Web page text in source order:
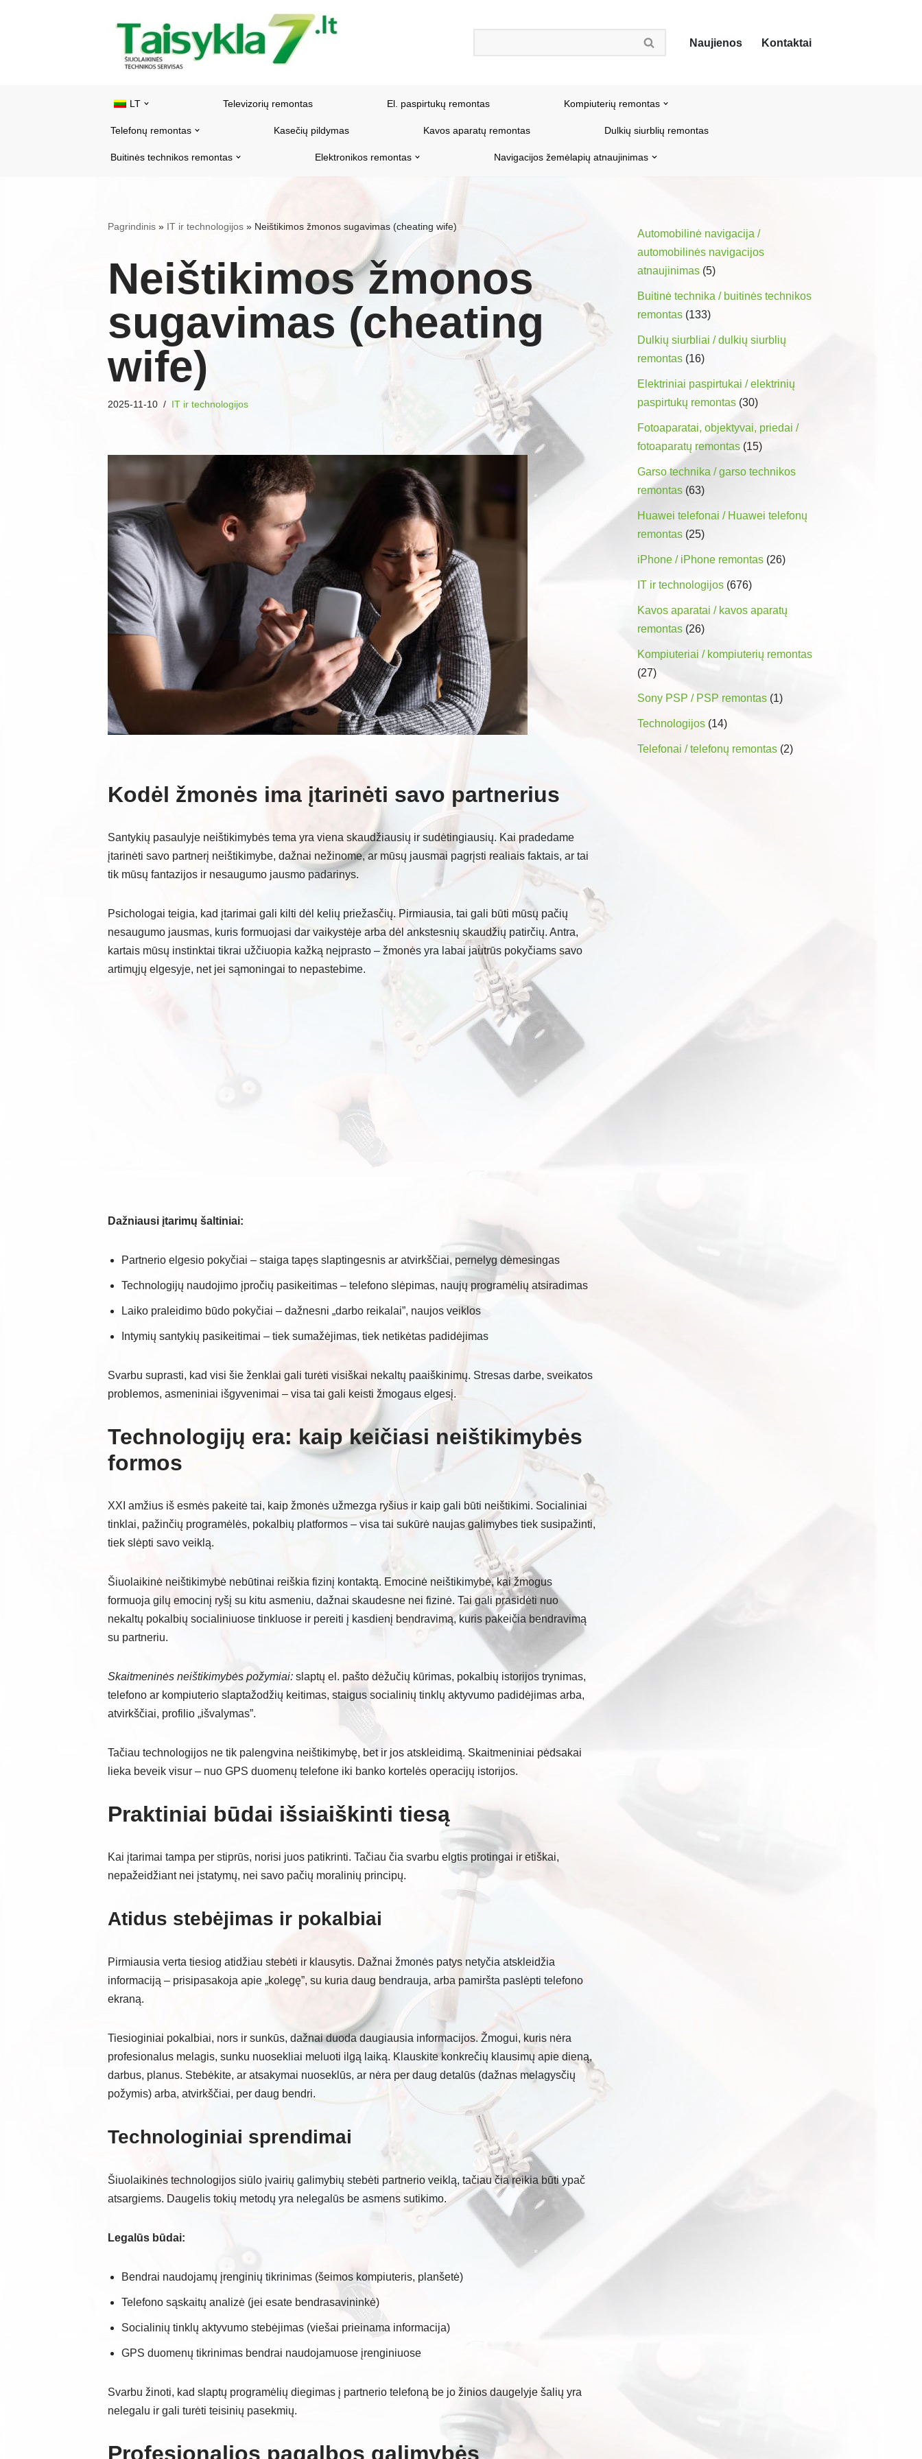
Naujienos Kontaktai
LT Televizorių remontas El. paspirtukų remontas Kompiuterių remontas
Telefonų remontas Kasečių pildymas Kavos aparatų remontas Dulkių siurblių remontas
Buitinės technikos remontas Elektronikos remontas Navigacijos žemėlapių atnaujinimas
Pagrindinis » IT ir technologijos » Neištikimos žmonos sugavimas (cheating wife)
Neištikimos žmonos
sugavimas (cheating
wife)
2025-11-10 IT ir technologijos
Kodėl žmonės ima įtarinėti savo partnerius
Santykių pasaulyje neištikimybės tema yra viena skaudžiausių ir sudėtingiausių. Kai pradedame
įtarinėti savo partnerį neištikimybe, dažnai nežinome, ar mūsų jausmai pagrįsti realiais faktais, ar tai
tik mūsų fantazijos ir nesaugumo jausmo padarinys.
Psichologai teigia, kad įtarimai gali kilti dėl kelių priežasčių. Pirmiausia, tai gali būti mūsų pačių
nesaugumo jausmas, kuris formuojasi dar vaikystėje arba dėl ankstesnių skaudžių patirčių. Antra,
kartais mūsų instinktai tikrai užčiuopia kažką neįprasto – žmonės yra labai jautrūs pokyčiams savo
artimųjų elgesyje, net jei sąmoningai to nepastebime.
Dažniausi įtarimų šaltiniai:
Partnerio elgesio pokyčiai – staiga tapęs slaptingesnis ar atvirkščiai, pernelyg dėmesingas
Technologijų naudojimo įpročių pasikeitimas – telefono slėpimas, naujų programėlių atsiradimas
Laiko praleidimo būdo pokyčiai – dažnesni „darbo reikalai”, naujos veiklos
Intymių santykių pasikeitimai – tiek sumažėjimas, tiek netikėtas padidėjimas
Svarbu suprasti, kad visi šie ženklai gali turėti visiškai nekaltų paaiškinimų. Stresas darbe, sveikatos
problemos, asmeniniai išgyvenimai – visa tai gali keisti žmogaus elgesį.
Technologijų era: kaip keičiasi neištikimybės
formos
XXI amžius iš esmės pakeitė tai, kaip žmonės užmezga ryšius ir kaip gali būti neištikimi. Socialiniai
tinklai, pažinčių programėlės, pokalbių platformos – visa tai sukūrė naujas galimybes tiek susipažinti,
tiek slėpti savo veiklą.
Šiuolaikinė neištikimybė nebūtinai reiškia fizinį kontaktą. Emocinė neištikimybė, kai žmogus
formuoja gilų emocinį ryšį su kitu asmeniu, dažnai skaudesne nei fizinė. Tai gali prasidėti nuo
nekaltų pokalbių socialiniuose tinkluose ir pereiti į kasdienį bendravimą, kuris pakeičia bendravimą
su partneriu.
Skaitmeninės neištikimybės požymiai: slaptų el. pašto dėžučių kūrimas, pokalbių istorijos trynimas,
telefono ar kompiuterio slaptažodžių keitimas, staigus socialinių tinklų aktyvumo padidėjimas arba,
atvirkščiai, profilio „išvalymas”.
Tačiau technologijos ne tik palengvina neištikimybę, bet ir jos atskleidimą. Skaitmeniniai pėdsakai
lieka beveik visur – nuo GPS duomenų telefone iki banko kortelės operacijų istorijos.
Praktiniai būdai išsiaiškinti tiesą
Kai įtarimai tampa per stiprūs, norisi juos patikrinti. Tačiau čia svarbu elgtis protingai ir etiškai,
nepažeidžiant nei įstatymų, nei savo pačių moralinių principų.
Atidus stebėjimas ir pokalbiai
Pirmiausia verta tiesiog atidžiau stebėti ir klausytis. Dažnai žmonės patys netyčia atskleidžia
informaciją – prisipasakoja apie „kolegę”, su kuria daug bendrauja, arba pamiršta paslėpti telefono
ekraną.
Tiesioginiai pokalbiai, nors ir sunkūs, dažnai duoda daugiausia informacijos. Žmogui, kuris nėra
profesionalus melagis, sunku nuosekliai meluoti ilgą laiką. Klauskite konkrečių klausimų apie dieną,
darbus, planus. Stebėkite, ar atsakymai nuoseklūs, ar nėra per daug detalūs (dažnas melagysčių
požymis) arba, atvirkščiai, per daug bendri.
Technologiniai sprendimai
Šiuolaikinės technologijos siūlo įvairių galimybių stebėti partnerio veiklą, tačiau čia reikia būti ypač
atsargiems. Daugelis tokių metodų yra nelegalūs be asmens sutikimo.
Legalūs būdai:
Bendrai naudojamų įrenginių tikrinimas (šeimos kompiuteris, planšetė)
Telefono sąskaitų analizė (jei esate bendrasavininkė)
Socialinių tinklų aktyvumo stebėjimas (viešai prieinama informacija)
GPS duomenų tikrinimas bendrai naudojamuose įrenginiuose
Svarbu žinoti, kad slaptų programėlių diegimas į partnerio telefoną be jo žinios daugelyje šalių yra
nelegalu ir gali turėti teisinių pasekmių.
Profesionalios pagalbos galimybės
Automobilinė navigacija /
automobilinės navigacijos
atnaujinimas (5)
Buitinė technika / buitinės technikos
remontas (133)
Dulkių siurbliai / dulkių siurblių
remontas (16)
Elektriniai paspirtukai / elektrinių
paspirtukų remontas (30)
Fotoaparatai, objektyvai, priedai /
fotoaparatų remontas (15)
Garso technika / garso technikos
remontas (63)
Huawei telefonai / Huawei telefonų
remontas (25)
iPhone / iPhone remontas (26)
IT ir technologijos (676)
Kavos aparatai / kavos aparatų
remontas (26)
Kompiuteriai / kompiuterių remontas
(27)
Sony PSP / PSP remontas (1)
Technologijos (14)
Telefonai / telefonų remontas (2)